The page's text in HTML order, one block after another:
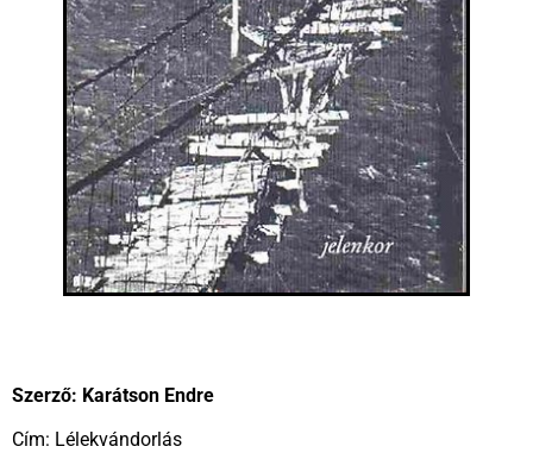
Szerző: Karátson Endre
Cím: Lélekvándorlás